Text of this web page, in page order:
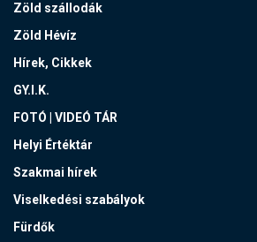
Zöld szállodák
Zöld Hévíz
Hírek, Cikkek
GY.I.K.
FOTÓ | VIDEÓ TÁR
Helyi Értéktár
Szakmai hírek
Viselkedési szabályok
Fürdők